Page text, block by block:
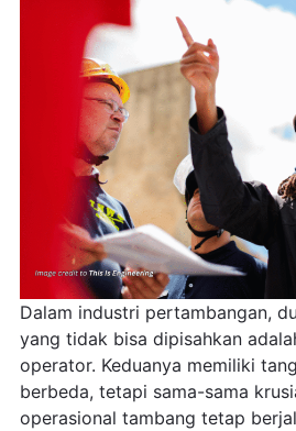
Dalam industri pertambangan,
yang tidak bisa dipisahkan
operator. Keduanya memiliki
berbeda, tetapi sama-sama
operasional tambang tetap